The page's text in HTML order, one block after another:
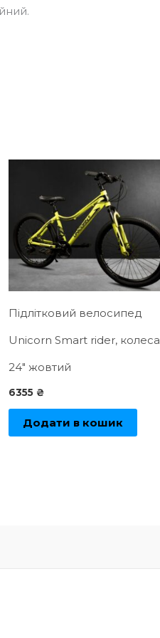
Підлітковий велосипед
Unicorn Smart rider, колеса
24″ жовтий
6355 ₴
Додати в кошик